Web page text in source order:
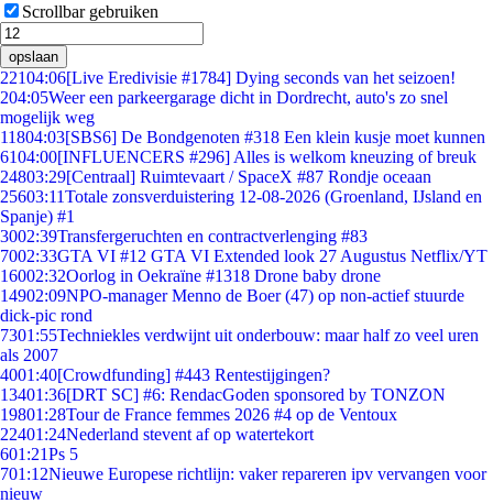
Scrollbar gebruiken
opslaan
22104:06[Live Eredivisie #1784] Dying seconds van het seizoen!
204:05Weer een parkeergarage dicht in Dordrecht, auto's zo snel
mogelijk weg
11804:03[SBS6] De Bondgenoten #318 Een klein kusje moet kunnen
6104:00[INFLUENCERS #296] Alles is welkom kneuzing of breuk
24803:29[Centraal] Ruimtevaart / SpaceX #87 Rondje oceaan
25603:11Totale zonsverduistering 12-08-2026 (Groenland, IJsland en
Spanje) #1
3002:39Transfergeruchten en contractverlenging #83
7002:33GTA VI #12 GTA VI Extended look 27 Augustus Netflix/YT
16002:32Oorlog in Oekraïne #1318 Drone baby drone
14902:09NPO-manager Menno de Boer (47) op non-actief stuurde
dick-pic rond
7301:55Techniekles verdwijnt uit onderbouw: maar half zo veel uren
als 2007
4001:40[Crowdfunding] #443 Rentestijgingen?
13401:36[DRT SC] #6: RendacGoden sponsored by TONZON
19801:28Tour de France femmes 2026 #4 op de Ventoux
22401:24Nederland stevent af op watertekort
601:21Ps 5
701:12Nieuwe Europese richtlijn: vaker repareren ipv vervangen voor
nieuw